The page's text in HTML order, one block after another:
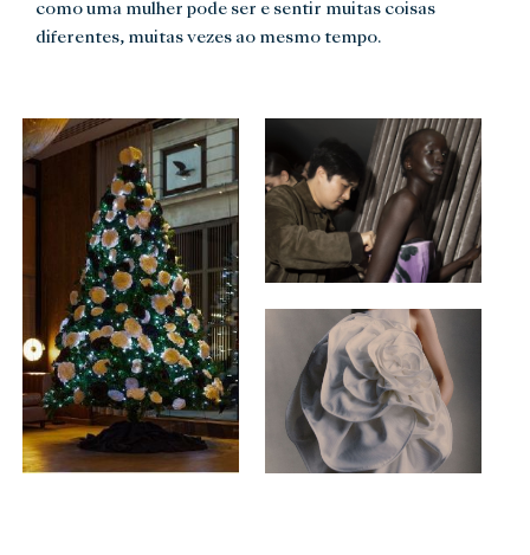
como uma mulher pode ser e sentir muitas coisas
diferentes, muitas vezes ao mesmo tempo.